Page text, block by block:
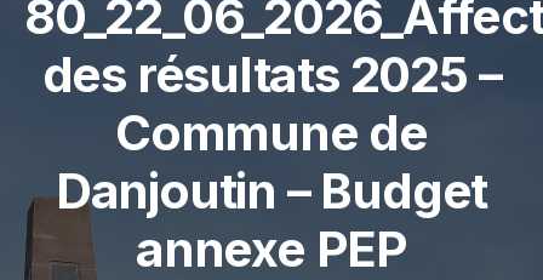
des résultats 2025 –
Commune de
Danjoutin – Budget
annexe PEP